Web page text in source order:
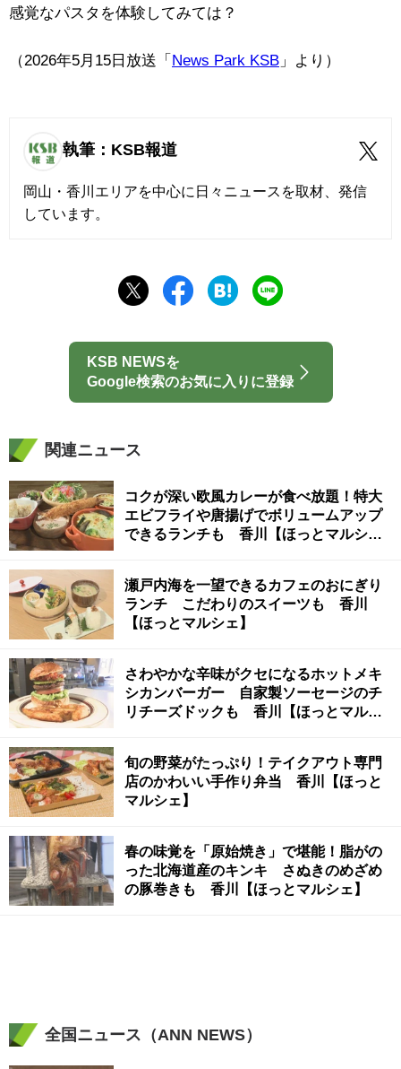
感覚なパスタを体験してみては？
（2026年5月15日放送「 News Park KSB 」より）
執筆：KSB報道
岡山・香川エリアを中心に日々ニュースを取材、発信
しています。
KSB NEWSを
Google検索のお気に入りに登録
関連ニュース
コクが深い欧風カレーが食べ放題！特大
エビフライや唐揚げでボリュームアップ
できるランチも 香川【ほっとマルシ
瀬戸内海を一望できるカフェのおにぎり
ランチ こだわりのスイーツも 香川
【ほっとマルシェ】
さわやかな辛味がクセになるホットメキ
シカンバーガー 自家製ソーセージのチ
リチーズドックも 香川【ほっとマルシ
旬の野菜がたっぷり！テイクアウト専門
店のかわいい手作り弁当 香川【ほっと
マルシェ】
春の味覚を「原始焼き」で堪能！脂がの
った北海道産のキンキ さぬきのめざめ
の豚巻きも 香川【ほっとマルシェ】
全国ニュース（ANN NEWS）